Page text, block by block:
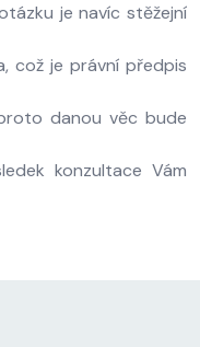
je navíc stěžejní
což je právní předpis
danou věc bude
konzultace Vám